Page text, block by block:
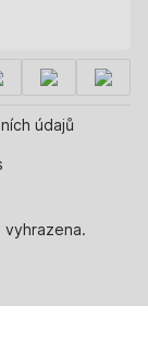
údajů
vyhrazena.